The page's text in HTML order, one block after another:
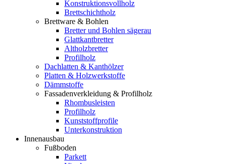
Konstruktionsvollholz
Brettschichtholz
Brettware & Bohlen
Bretter und Bohlen sägerau
Glattkantbretter
Altholzbretter
Profilholz
Dachlatten & Kanthölzer
Platten & Holzwerkstoffe
Dämmstoffe
Fassadenverkleidung & Profilholz
Rhombusleisten
Profilholz
Kunststoffprofile
Unterkonstruktion
Innenausbau
Fußboden
Parkett